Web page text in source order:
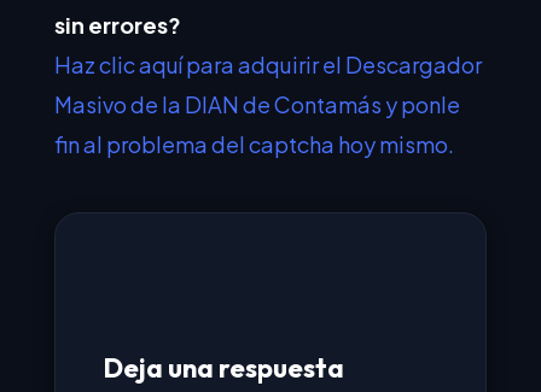
sin errores?
Haz clic aquí para adquirir el Descargador
Masivo de la DIAN de Contamás y ponle
fin al problema del captcha hoy mismo.
Deja una respuesta